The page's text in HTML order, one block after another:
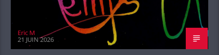
Eric M
21 JUIN 2026